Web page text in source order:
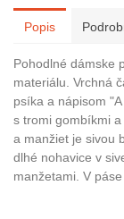
Popis
Pohodlné dámske
materiálu. Vrchná
psíka a nápisom
s tromi gombíkmi
a manžiet je sivou
dlhé nohavice v
manžetami. V